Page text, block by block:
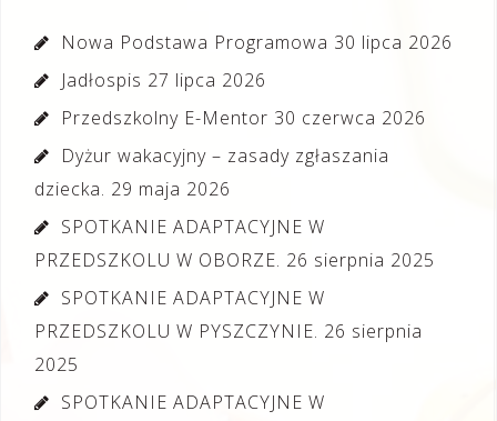
Nowa Podstawa Programowa 30 lipca 2026
Jadłospis 27 lipca 2026
Przedszkolny E-Mentor 30 czerwca 2026
Dyżur wakacyjny – zasady zgłaszania
dziecka. 29 maja 2026
SPOTKANIE ADAPTACYJNE W
PRZEDSZKOLU W OBORZE. 26 sierpnia 2025
SPOTKANIE ADAPTACYJNE W
PRZEDSZKOLU W PYSZCZYNIE. 26 sierpnia
2025
SPOTKANIE ADAPTACYJNE W